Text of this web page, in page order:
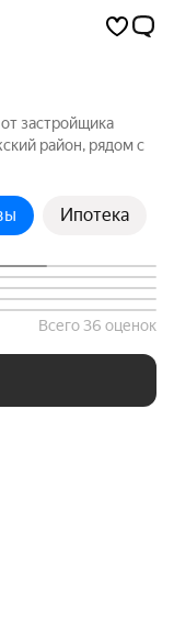
застройщика
район, рядом с
1 корпуса
и жителей
отзывов, чтобы
Ипотека
Всего 36 оценок